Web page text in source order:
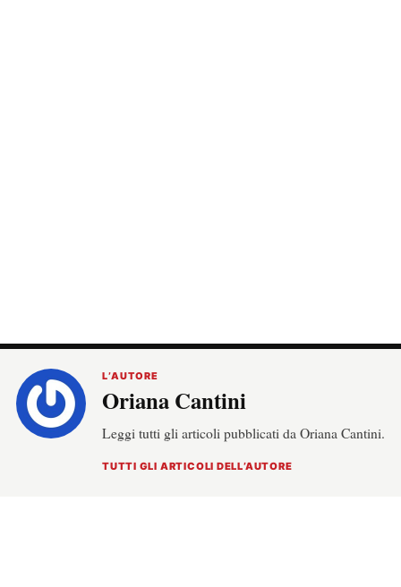
L’AUTORE
Oriana Cantini
Leggi tutti gli articoli pubblicati da Oriana Cantini.
TUTTI GLI ARTICOLI DELL’AUTORE